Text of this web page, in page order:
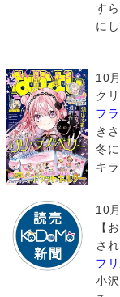
す
に
10
ク
フ
き
冬
キ
10
【
さ
フ
小